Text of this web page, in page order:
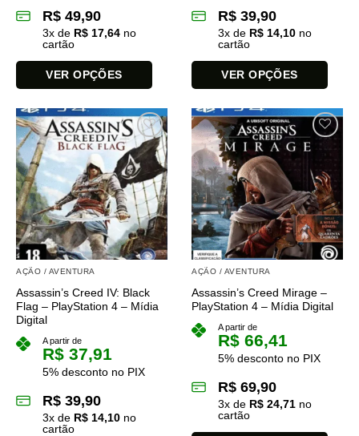
R$ 49,90
3x de R$ 17,64 no
cartão
VER OPÇÕES
produto
tem
várias
variantes.
As
opções
podem
ser
escolhidas
do
produto
R$ 39,90
3x de R$ 14,10 no
cartão
VER OPÇÕES
produto
tem
várias
variantes.
As
opções
podem
ser
escolhidas
do
produto
AÇÃO / AVENTURA
Assassin’s Creed IV: Black
Flag – PlayStation 4 – Mídia
Digital
A partir de
R$ 37,91
5% desconto no PIX
R$ 39,90
3x de R$ 14,10 no
cartão
AÇÃO / AVENTURA
Assassin’s Creed Mirage –
PlayStation 4 – Mídia Digital
A partir de
R$ 66,41
5% desconto no PIX
R$ 69,90
3x de R$ 24,71 no
cartão